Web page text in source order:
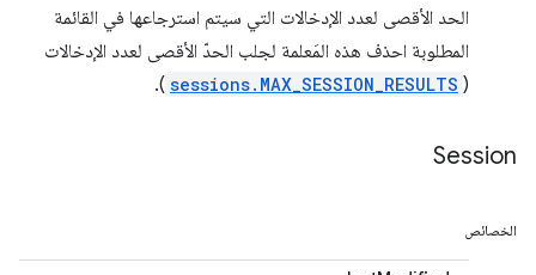
الحد الأقصى لعدد الإدخالات التي سيتم استرجاعها في القائمة
المطلوبة احذف هذه المَعلمة لجلب الحدّ الأقصى لعدد الإدخالات
(
sessions.MAX_SESSION_RESULTS
).
Session
الخصائص